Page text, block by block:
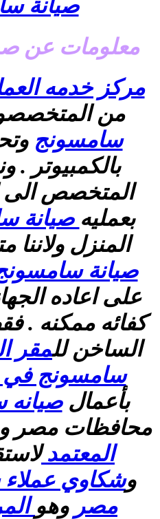
صيانة
معلومات عن
مركز خدمه
من
سامسونج
بالكمبيوتر .
المتخصص الى
بعمليه صيانة
المنزل
صيانة
على اعاده
كفائه ممكنه .
الساخن للمقر
سامسونج
بأعمال
محافظات مصر
المعتمد
وشكاوي
مصر وهو